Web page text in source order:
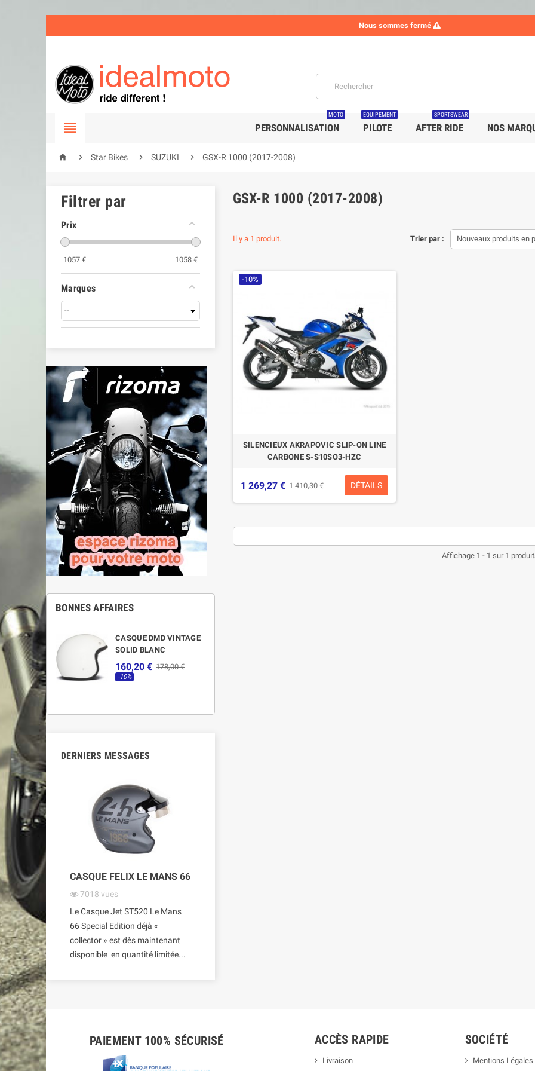
Nous sommes fermé
 PERSONNALISATION
MOTO
PILOTE
EQUIPEMENT
AFTER RIDE
SPORTSWEAR
NOS
  Star Bikes  SUZUKI  GSX-R 1000 (2017-2008)
Filtrer par
Prix
1057 € 1058€
Marques
BONNES AFFAIRES
CASQUE DMD VINTAGE
SOLID BLANC
160,20 € 178,00 €
-10%
DERNIERS MESSAGES
CASQUE FELIX LE MANS 66
7018 vues
Le Casque Jet ST520 Le Mans
66 Special Edition déjà «
collector » est dès maintenant
disponible en quantité limitée...
GSX-R 1000 (2017-2008)
Il y a 1 produit. Trier par : Nouveaux produits en
-10%
SILENCIEUX AKRAPOVIC SLIP-ON LINE
CARBONE S-S10SO3-HZC
1 269,27 € 1 410,30 € DÉTAILS
Affichage 1 - 1 sur 1
PAIEMENT 100% SÉCURISÉ ACCÈS RAPIDE
Livraison
SOCIÉTÉ
Mentions Légales